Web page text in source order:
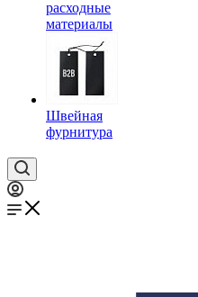
расходные
материалы
Швейная
фурнитура